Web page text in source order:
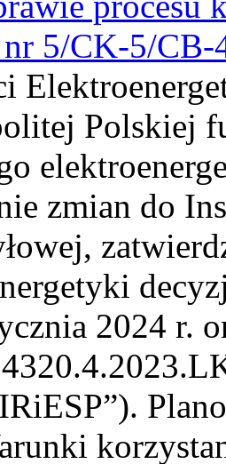
5/CK-5/CB-
Polskiej
zmian do
2024 r.